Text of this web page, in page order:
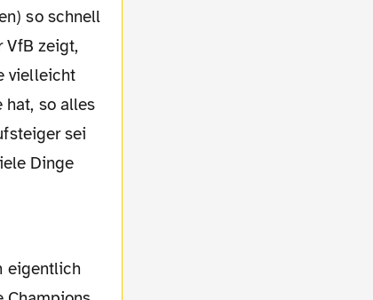
so schnell
VfB zeigt,
vielleicht
hat, so alles
sei
Dinge